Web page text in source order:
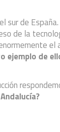
de
de la
el
ejemplo de